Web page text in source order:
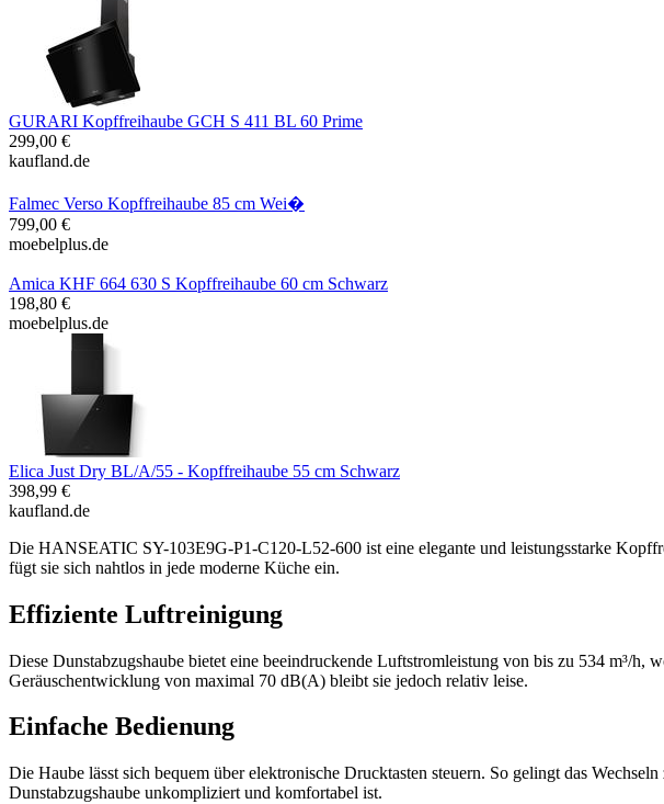
GURARI Kopffreihaube GCH S 411 BL 60 Prime
299,00 €
kaufland.de
Falmec Verso Kopffreihaube 85 cm Wei�
799,00 €
moebelplus.de
Amica KHF 664 630 S Kopffreihaube 60 cm Schwarz
198,80 €
moebelplus.de
Elica Just Dry BL/A/55 - Kopffreihaube 55 cm Schwarz
398,99 €
kaufland.de
Die HANSEATIC SY-103E9G-P1-C120-L52-600 ist eine elegante und leistungsstarke
fügt sie sich nahtlos in jede moderne Küche ein.
Effiziente Luftreinigung
Diese Dunstabzugshaube bietet eine beeindruckende Luftstromleistung von bis zu 534 m³/
Geräuschentwicklung von maximal 70 dB(A) bleibt sie jedoch relativ leise.
Einfache Bedienung
Die Haube lässt sich bequem über elektronische Drucktasten steuern. So gelingt das
Dunstabzugshaube unkompliziert und komfortabel ist.